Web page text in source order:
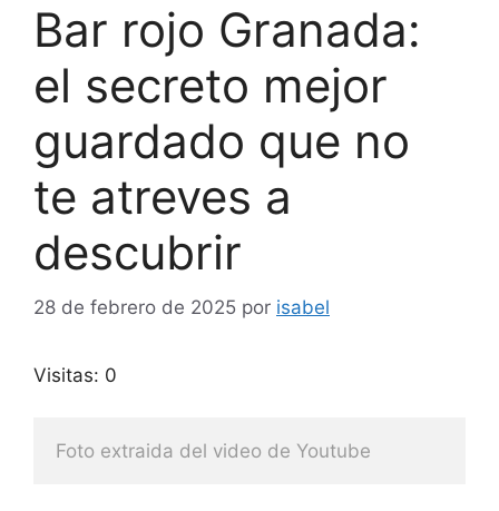
Bar rojo Granada:
el secreto mejor
guardado que no
te atreves a
descubrir
28 de febrero de 2025 por isabel
Visitas: 0
Foto extraida del video de Youtube